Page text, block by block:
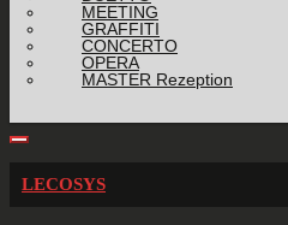
MEETING
GRAFFITI
CONCERTO
OPERA
MASTER Rezeption
LECOSYS